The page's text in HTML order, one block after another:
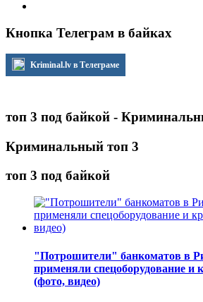
Кнопка Телеграм в байках
Kriminal.lv в Телеграме
топ 3 под байкой -
Криминальный топ 3
топ 3 под байкой
"Потрошители" банкоматов в
применяли спецоборудование и
(фото, видео)